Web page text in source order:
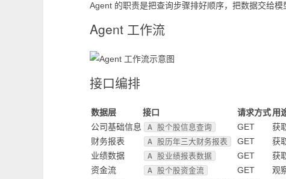
Agent 的职责是把查询步骤排好顺序，把数据交给模
Agent 工作流
接口编排
数据层 接口 请求方式用
公司基础信息
A 股个股信息查询 GET
获
财务报表
A 股历年三大财务报表 GET
获
业绩数据
A 股业绩报表数据 GET
获
资金流
A 股个股资金流 GET
观